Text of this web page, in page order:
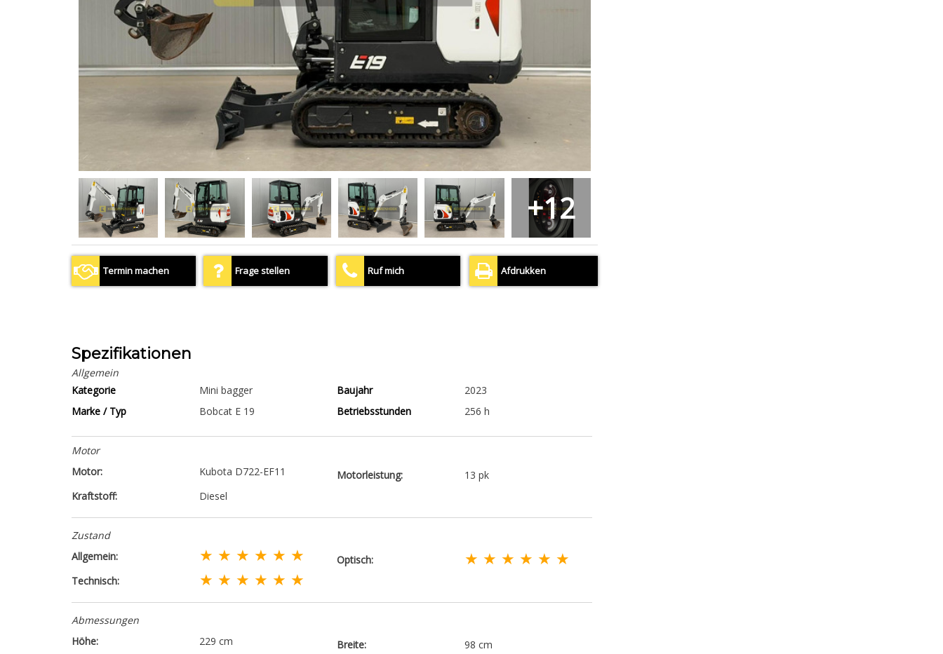
+12
Termin machen Frage stellen Ruf mich Afdrukken
Spezifikationen
Allgemein
Kategorie
Mini bagger
Marke / Typ
Bobcat E 19
Baujahr
2023
Betriebsstunden
256 h
Motor
Motor:
Kubota D722-EF11
Kraftstoff:
Diesel
Motorleistung: 13 pk
Zustand
Allgemein:
★ ★ ★ ★ ★ ★
Technisch: ★ ★ ★ ★ ★ ★
Optisch: ★ ★ ★ ★ ★ ★
Abmessungen
Höhe:
229 cm
Breite: 98 cm